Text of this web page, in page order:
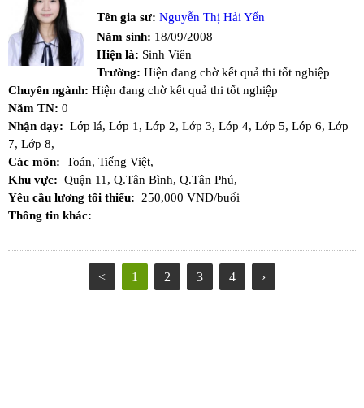
Tên gia sư: Nguyễn Thị Hải Yến
Năm sinh: 18/09/2008
Hiện là: Sinh Viên
Trường: Hiện đang chờ kết quả thi tốt nghiệp
Chuyên ngành: Hiện đang chờ kết quả thi tốt nghiệp
Năm TN: 0
Nhận dạy: Lớp lá, Lớp 1, Lớp 2, Lớp 3, Lớp 4, Lớp 5, Lớp 6, Lớp
7, Lớp 8,
Các môn: Toán, Tiếng Việt,
Khu vực: Quận 11, Q.Tân Bình, Q.Tân Phú,
Yêu cầu lương tối thiểu:
250,000 VNĐ/buổi
Thông tin khác:
< 1 2 3 4 ›